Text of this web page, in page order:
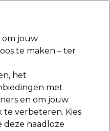
Aanmelden
geleverd*
t/m vrijdag
om jouw
te maken – ter
het
met
en om jouw
te verbeteren. Kies
deze naadloze